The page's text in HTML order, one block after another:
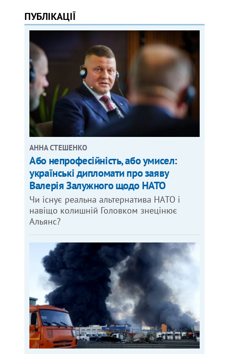
ПУБЛІКАЦІЇ
АННА СТЕШЕНКО
Або непрофесійність, або умисел:
українські дипломати про заяву
Валерія Залужного щодо НАТО
Чи існує реальна альтернатива НАТО і
навіщо колишній Головком знецінює
Альянс?